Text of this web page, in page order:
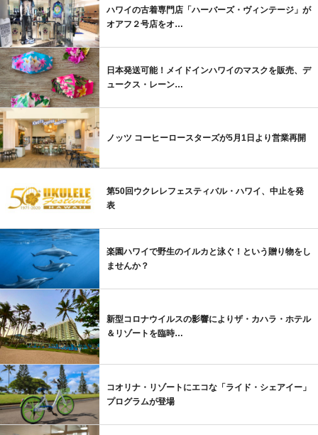
ハワイの古着専門店「ハーバーズ・ヴィンテージ」が
オアフ２号店をオ…
日本発送可能！メイドインハワイのマスクを販売、デ
ュークス・レーン…
ノッツ コーヒーロースターズが5月1日より営業再開
第50回ウクレレフェスティバル・ハワイ、中止を発
表
楽園ハワイで野生のイルカと泳ぐ！という贈り物をし
ませんか？
新型コロナウイルスの影響によりザ・カハラ・ホテル
＆リゾートを臨時…
コオリナ・リゾートにエコな「ライド・シェアイー」
プログラムが登場